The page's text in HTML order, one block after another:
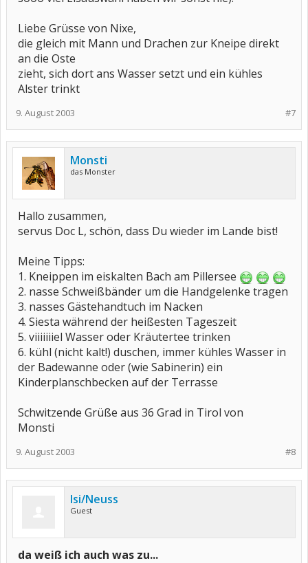
Liebe Grüsse von Nixe,
die gleich mit Mann und Drachen zur Kneipe direkt
an die Oste
zieht, sich dort ans Wasser setzt und ein kühles
Alster trinkt
#7
9. August 2003
Monsti
das Monster
Hallo zusammen,
servus Doc L, schön, dass Du wieder im Lande bist!
Meine Tipps:
1. Kneippen im eiskalten Bach am Pillersee
2. nasse Schweißbänder um die Handgelenke tragen
3. nasses Gästehandtuch im Nacken
4. Siesta während der heißesten Tageszeit
5. viiiiiiiel Wasser oder Kräutertee trinken
6. kühl (nicht kalt!) duschen, immer kühles Wasser in
der Badewanne oder (wie Sabinerin) ein
Kinderplanschbecken auf der Terrasse
Schwitzende Grüße aus 36 Grad in Tirol von
Monsti
#8
9. August 2003
Isi/Neuss
Guest
da weiß ich auch was zu...